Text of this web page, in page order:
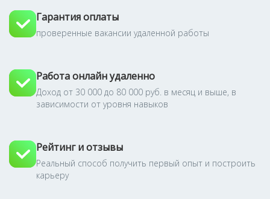
Гарантия оплаты
проверенные вакансии удаленной работы
Работа онлайн удаленно
Доход от 30 000 до 80 000 руб. в месяц и выше, в
зависимости от уровня навыков
Рейтинг и отзывы
Реальный способ получить первый опыт и построить
карьеру